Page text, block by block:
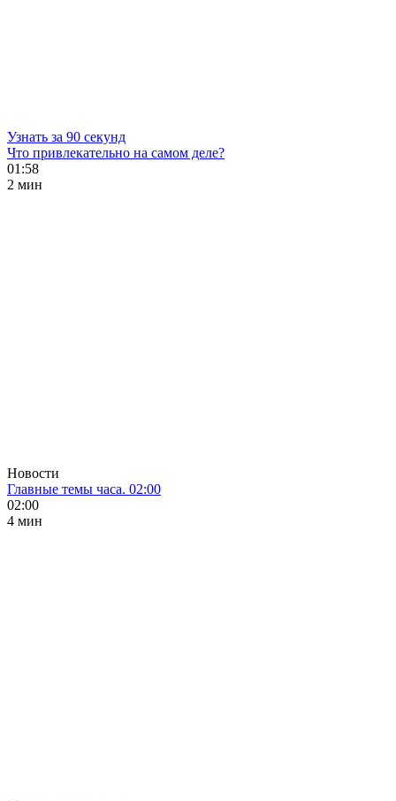
Узнать за 90 секунд
Что привлекательно на самом деле?
01:58
2 мин
Новости
Главные темы часа. 02:00
02:00
4 мин